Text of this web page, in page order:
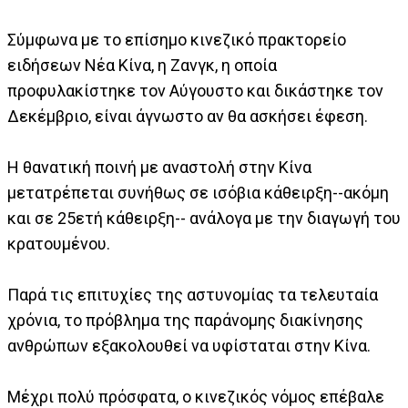
Σύμφωνα με το επίσημο κινεζικό πρακτορείο
ειδήσεων Νέα Κίνα, η Ζανγκ, η οποία
προφυλακίστηκε τον Αύγουστο και δικάστηκε τον
Δεκέμβριο, είναι άγνωστο αν θα ασκήσει έφεση.
Η θανατική ποινή με αναστολή στην Κίνα
μετατρέπεται συνήθως σε ισόβια κάθειρξη--ακόμη
και σε 25ετή κάθειρξη-- ανάλογα με την διαγωγή του
κρατουμένου.
Παρά τις επιτυχίες της αστυνομίας τα τελευταία
χρόνια, το πρόβλημα της παράνομης διακίνησης
ανθρώπων εξακολουθεί να υφίσταται στην Κίνα.
Μέχρι πολύ πρόσφατα, ο κινεζικός νόμος επέβαλε